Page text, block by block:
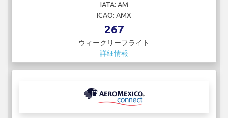
IATA: AM
ICAO: AMX
267
ウィークリーフライト
詳細情報